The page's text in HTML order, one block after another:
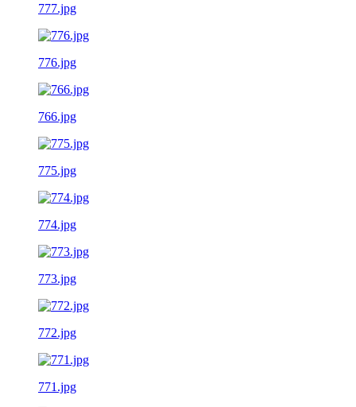
777.jpg
776.jpg
766.jpg
775.jpg
774.jpg
773.jpg
772.jpg
771.jpg